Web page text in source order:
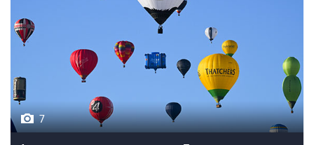
Фестиваль воздухоплавания в Бристоле